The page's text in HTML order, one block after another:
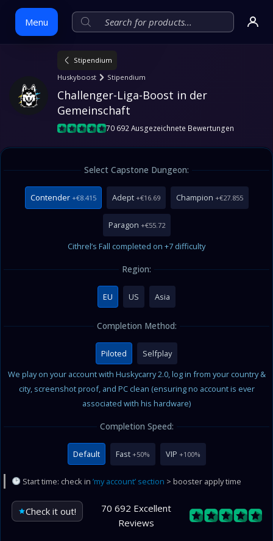
Menu
content
Stipendium
Huskyboost
Stipendium
Challenger-Liga-Boost in der
Gemeinschaft
70 692 Ausgezeichnete Bewertungen
Select Capstone Dungeon:
Contender+€8.415 Adept+€16.69 Champion +€27.855
Paragon +€55.72
Cithrel’s Fall completed on +7 difficulty
Region:
EU US Asia
Completion Method:
Piloted
Selfplay
We play on your account with Huskycarry 2.0, log in from your country &
city, screenshot proof, and PC clean (ensuring no account is ever
associated with his hardware)
Completion Speed:
Default Fast+50% VIP +100%
Start time: check in ’my account’ section > booster apply time
Check it out!
70 692 Excellent
Reviews